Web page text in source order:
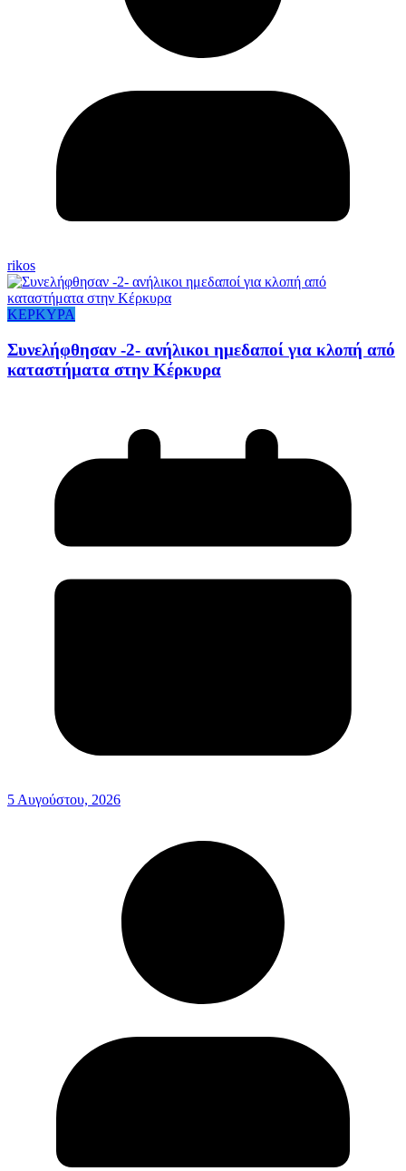
rikos
ΚΕΡΚΥΡΑ
Συνελήφθησαν -2- ανήλικοι ημεδαποί για κλοπή από
καταστήματα στην Κέρκυρα
5 Αυγούστου, 2026